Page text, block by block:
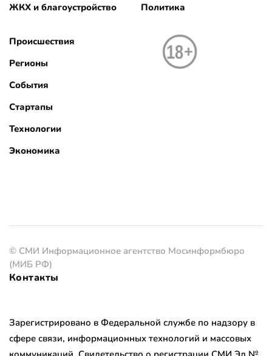
ЖКХ и благоустройство
Политика
Происшествия
Регионы
События
Стартапы
Технологии
Экономика
© СМИ Информационное агентство Мосинформбюро
(МИБ РФ)
Контакты
Зарегистрировано в Федеральной службе по надзору в
сфере связи, информационных технологий и массовых